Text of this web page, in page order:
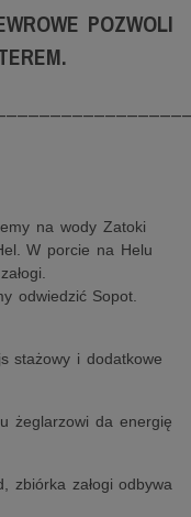
POZWOLI
na wody Zatoki
W porcie na Helu
odwiedzić Sopot.
stażowy i dodatkowe
żeglarzowi da energię
zbiórka załogi odbywa